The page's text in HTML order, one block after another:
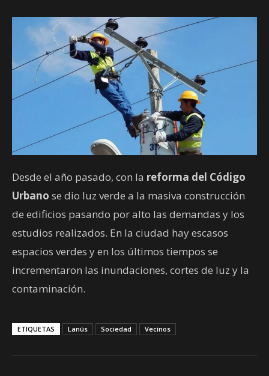
Desde el año pasado, con la reforma del Código
Urbano se dio luz verde a la masiva construcción
de edificios pasando por alto las demandas y los
estudios realizados. En la ciudad hay escasos
espacios verdes y en los últimos tiempos se
incrementaron las inundaciones, cortes de luz y la
contaminación.
ETIQUETAS Lanús Sociedad Vecinos